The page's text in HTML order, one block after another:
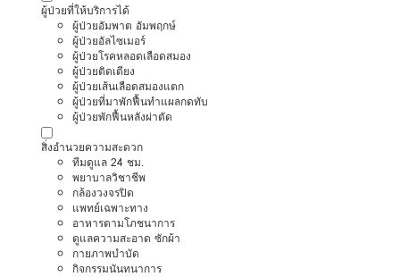
ผู้ป่วยที่ให้บริการได้
ผู้ป่วยอัมพาต อัมพฤกษ์
ผู้ป่วยอัลไซเมอร์
ผู้ป่วยโรคหลอดเลือดสมอง
ผู้ป่วยติดเตียง
ผู้ป่วยเส้นเลือดสมองแตก
ผู้ป่วยที่มาพักฟื้นทำแผลกดทับ
ผู้ป่วยพักฟื้นหลังผ่าตัด
สิ่งอำนวยความสะดวก
ทีมดูแล 24 ชม.
พยาบาลวิชาชีพ
กล้องวงจรปิด
แพทย์เฉพาะทาง
อาหารตามโภชนาการ
ดูแลความสะอาด ซักผ้า
กายภาพบำบัด
กิจกรรมนันทนาการ